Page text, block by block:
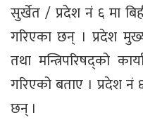
सुर्खेत / प्रदेश नं ६ मा
गरिएका छन् । प्रदेश
तथा मन्त्रिपरिषद्को
गरिएको बताए । प्रदेश नं
छन् ।